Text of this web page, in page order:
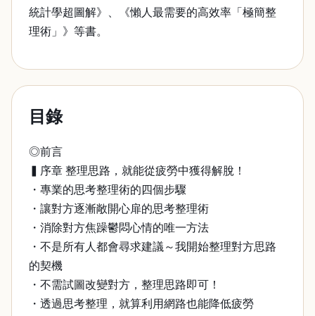
統計學超圖解》、《懶人最需要的高效率「極簡整
理術」》等書。
目錄
◎前言
▍序章 整理思路，就能從疲勞中獲得解脫！
・專業的思考整理術的四個步驟
・讓對方逐漸敞開心扉的思考整理術
・消除對方焦躁鬱悶心情的唯一方法
・不是所有人都會尋求建議～我開始整理對方思路
的契機
・不需試圖改變對方，整理思路即可！
・透過思考整理，就算利用網路也能降低疲勞